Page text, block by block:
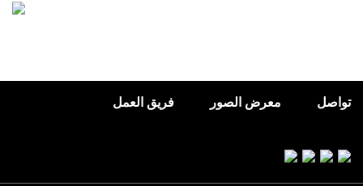
فريق العمل معرض الصور تواصل